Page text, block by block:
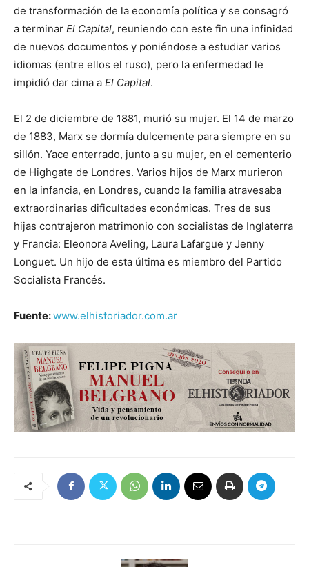
de transformación de la economía política y se consagró
a terminar El Capital, reuniendo con este fin una infinidad
de nuevos documentos y poniéndose a estudiar varios
idiomas (entre ellos el ruso), pero la enfermedad le
impidió dar cima a El Capital.
El 2 de diciembre de 1881, murió su mujer. El 14 de marzo
de 1883, Marx se dormía dulcemente para siempre en su
sillón. Yace enterrado, junto a su mujer, en el cementerio
de Highgate de Londres. Varios hijos de Marx murieron
en la infancia, en Londres, cuando la familia atravesaba
extraordinarias dificultades económicas. Tres de sus
hijas contrajeron matrimonio con socialistas de Inglaterra
y Francia: Eleonora Aveling, Laura Lafargue y Jenny
Longuet. Un hijo de esta última es miembro del Partido
Socialista Francés.
Fuente:www.elhistoriador.com.ar